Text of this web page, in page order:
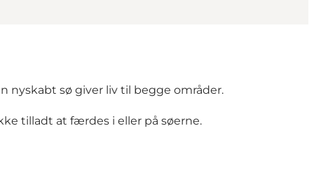
nyskabt sø giver liv til begge områder.
tilladt at færdes i eller på søerne.